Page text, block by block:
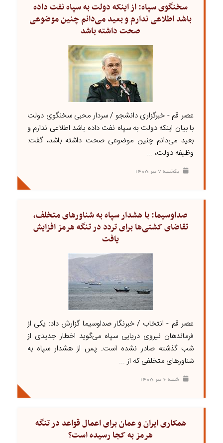
سخنگوی سپاه: از اینکه دولت به سپاه نفت داده
باشد اطلاعی ندارم و بعید می‌دانم چنین موضوعی
صحت داشته باشد
عصر قم - خبرگزاری دانشجو / سردار محبی سخنگوی دولت
با بیان اینکه دولت به سپاه نفت داده باشد اطلاعی ندارم و
بعید می‌دانم چنین موضوعی صحت داشته باشد، گفت:
وظیفه دولت، ...
يکشنبه ۷ تير ۱۴۰۵
صداوسیما: با هشدار سپاه به شناورهای متخلف،
تقاضای کشتی‌ها برای تردد در تنگه هرمز افزایش
یافت
عصر قم - انتخاب / خبرنگار صداوسیما گزارش داد: یکی از
فرماندهان نیروی دریایی سپاه می‌گوید اخطار جدیدی از
شب گذشته صادر نشده است. پس از هشدار سپاه به
شناورهای متخلفی که از ...
شنبه ۶ تير ۱۴۰۵
همکاری ایران و عمان برای اعمال قواعد در تنگه
هرمز به کجا رسیده است؟